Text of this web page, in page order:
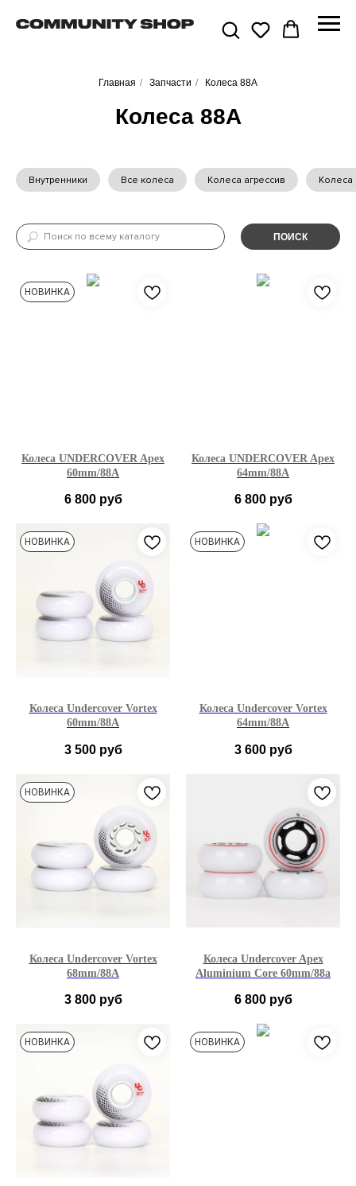
Главная / Запчасти / Колеса 88A
Колеса 88A
Внутренники Все колеса Колеса агрессив Колеса
ПОИСК
НОВИНКА
Колеса UNDERCOVER Apex
60mm/88A
6 800 руб
Колеса UNDERCOVER Apex
64mm/88A
6 800 руб
НОВИНКА
Колеса Undercover Vortex
60mm/88A
3 500 руб
НОВИНКА
Колеса Undercover Vortex
64mm/88A
3 600 руб
НОВИНКА
Колеса Undercover Vortex
68mm/88A
3 800 руб
Колеса Undercover Apex
Aluminium Core 60mm/88a
6 800 руб
НОВИНКА НОВИНКА